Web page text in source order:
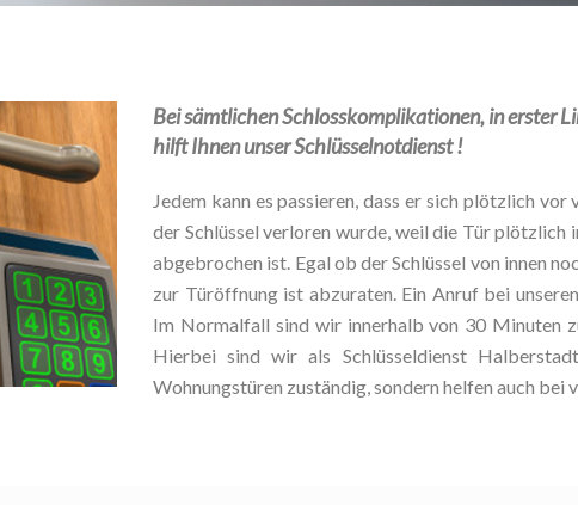
Bei sämtlichen Schlosskomplikationen, in erster
hilft Ihnen unser Schlüsselnotdienst !
Jedem kann es passieren, dass er sich plötzlich
der Schlüssel verloren wurde, weil die Tür plötzlich
abgebrochen ist. Egal ob der Schlüssel von innen
zur Türöffnung ist abzuraten. Ein Anruf bei
Im Normalfall sind wir innerhalb von 30 Minuten
Hierbei sind wir als Schlüsseldienst
Wohnungstüren zuständig, sondern helfen auch